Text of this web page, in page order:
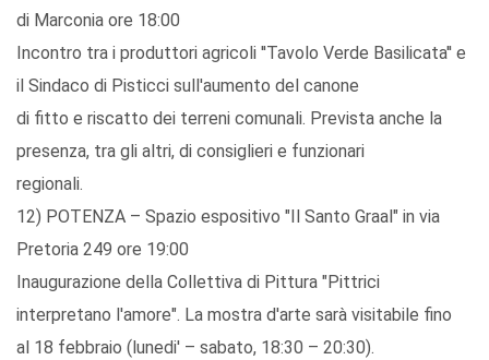
di Marconia ore 18:00
Incontro tra i produttori agricoli ''Tavolo Verde Basilicata'' e
il Sindaco di Pisticci sull'aumento del canone
di fitto e riscatto dei terreni comunali. Prevista anche la
presenza, tra gli altri, di consiglieri e funzionari
regionali.
12) POTENZA – Spazio espositivo "Il Santo Graal" in via
Pretoria 249 ore 19:00
Inaugurazione della Collettiva di Pittura "Pittrici
interpretano l'amore". La mostra d'arte sarà visitabile fino
al 18 febbraio (lunedi' – sabato, 18:30 – 20:30).